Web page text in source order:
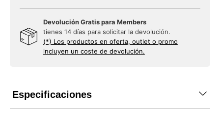
Devolución Gratis para Members
tienes 14 días para solicitar la devolución.
(*) Los productos en oferta, outlet o promo
incluyen un coste de devolución.
Especificaciones